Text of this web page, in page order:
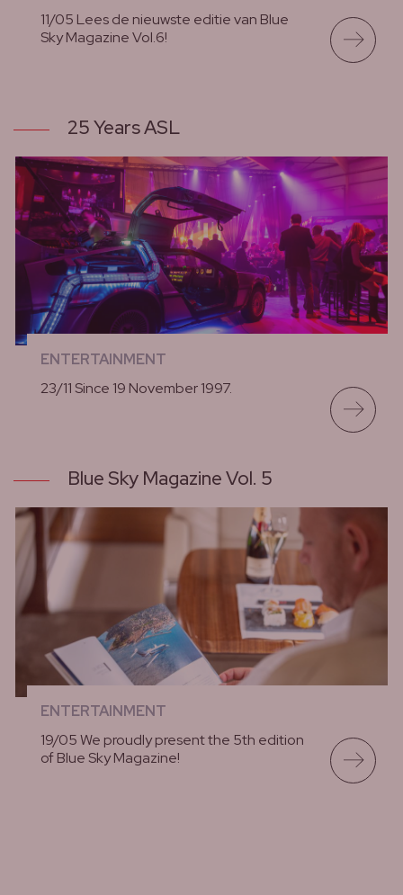
11/05 Lees de nieuwste editie van Blue
Sky Magazine Vol.6!
25 Years ASL
ENTERTAINMENT
23/11 Since 19 November 1997.
Blue Sky Magazine Vol. 5
ENTERTAINMENT
19/05 We proudly present the 5th edition
of Blue Sky Magazine!